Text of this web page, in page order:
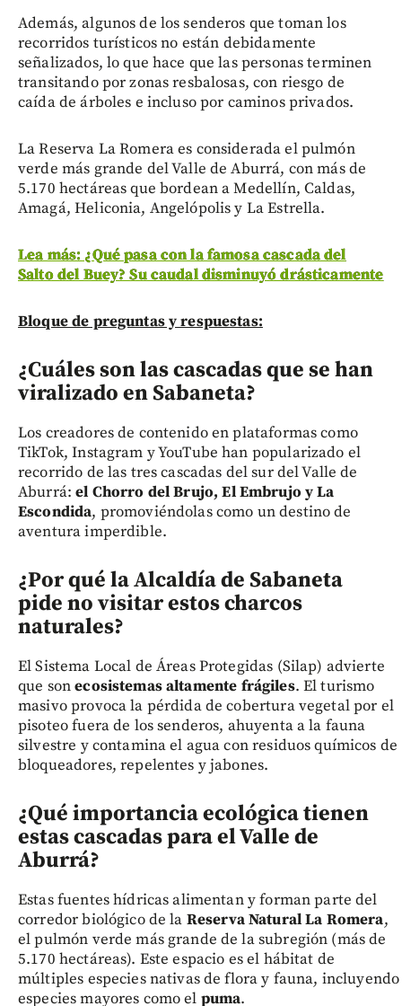
Además, algunos de los senderos que toman los
recorridos turísticos no están debidamente
señalizados, lo que hace que las personas terminen
transitando por zonas resbalosas, con riesgo de
caída de árboles e incluso por caminos privados.
La Reserva La Romera es considerada el pulmón
verde más grande del Valle de Aburrá, con más de
5.170 hectáreas que bordean a Medellín, Caldas,
Amagá, Heliconia, Angelópolis y La Estrella.
Lea más: ¿Qué pasa con la famosa cascada del
Salto del Buey? Su caudal disminuyó drásticamente
Bloque de preguntas y respuestas:
¿Cuáles son las cascadas que se han
viralizado en Sabaneta?
Los creadores de contenido en plataformas como
TikTok, Instagram y YouTube han popularizado el
recorrido de las tres cascadas del sur del Valle de
Aburrá:el Chorro del Brujo, El Embrujo y La
Escondida, promoviéndolas como un destino de
aventura imperdible.
¿Por qué la Alcaldía de Sabaneta
pide no visitar estos charcos
naturales?
El Sistema Local de Áreas Protegidas (Silap) advierte
que sonecosistemas altamente frágiles. El turismo
masivo provoca la pérdida de cobertura vegetal por el
pisoteo fuera de los senderos, ahuyenta a la fauna
silvestre y contamina el agua con residuos químicos de
bloqueadores, repelentes y jabones.
¿Qué importancia ecológica tienen
estas cascadas para el Valle de
Aburrá?
Estas fuentes hídricas alimentan y forman parte del
corredor biológico de la Reserva Natural La Romera,
el pulmón verde más grande de la subregión (más de
5.170 hectáreas). Este espacio es el hábitat de
múltiples especies nativas de flora y fauna, incluyendo
especies mayores como el puma.